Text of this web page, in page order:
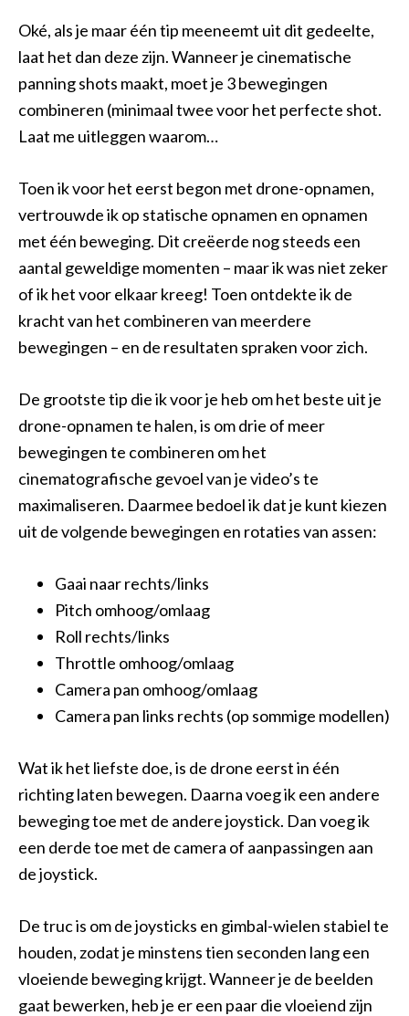
Oké, als je maar één tip meeneemt uit dit gedeelte,
laat het dan deze zijn. Wanneer je cinematische
panning shots maakt, moet je 3 bewegingen
combineren (minimaal twee voor het perfecte shot.
Laat me uitleggen waarom…
Toen ik voor het eerst begon met drone-opnamen,
vertrouwde ik op statische opnamen en opnamen
met één beweging. Dit creëerde nog steeds een
aantal geweldige momenten – maar ik was niet zeker
of ik het voor elkaar kreeg! Toen ontdekte ik de
kracht van het combineren van meerdere
bewegingen – en de resultaten spraken voor zich.
De grootste tip die ik voor je heb om het beste uit je
drone-opnamen te halen, is om drie of meer
bewegingen te combineren om het
cinematografische gevoel van je video’s te
maximaliseren. Daarmee bedoel ik dat je kunt kiezen
uit de volgende bewegingen en rotaties van assen:
Gaai naar rechts/links
Pitch omhoog/omlaag
Roll rechts/links
Throttle omhoog/omlaag
Camera pan omhoog/omlaag
Camera pan links rechts (op sommige modellen)
Wat ik het liefste doe, is de drone eerst in één
richting laten bewegen. Daarna voeg ik een andere
beweging toe met de andere joystick. Dan voeg ik
een derde toe met de camera of aanpassingen aan
de joystick.
De truc is om de joysticks en gimbal-wielen stabiel te
houden, zodat je minstens tien seconden lang een
vloeiende beweging krijgt. Wanneer je de beelden
gaat bewerken, heb je er een paar die vloeiend zijn